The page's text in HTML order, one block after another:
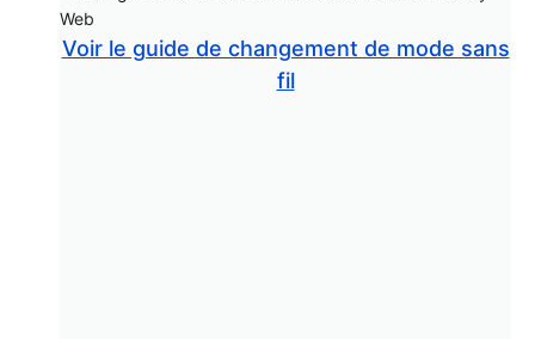
Web
Voir le guide de changement de mode sans
fil